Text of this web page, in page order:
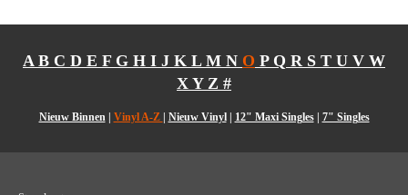
A B C D E F G H I J K L M N O P Q R S T U V W
X Y Z #
Nieuw Binnen| Vinyl A-Z Nieuw Vinyl| 12" Maxi Singles| 7" Singles